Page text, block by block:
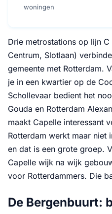
woningen
Drie metrostations op lijn
Centrum, Slotlaan)
gemeente met Rotterdam.
je in een kwartier op de
Schollevaar bedient het
Gouda en Rotterdam
maakt Capelle interessant
Rotterdam werkt maar
en dat is een grote groep.
Capelle wijk na wijk
voor Rotterdammers. Die
De Bergenbuurt: